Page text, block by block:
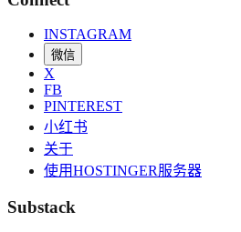
INSTAGRAM
微信
X
FB
PINTEREST
小红书
关于
使用HOSTINGER服务器
Substack